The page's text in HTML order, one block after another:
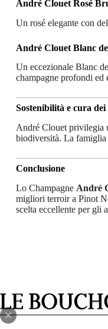
André Clouet Rosé
Un rosé elegante con
André Clouet Blanc
Un eccezionale Blanc
champagne profondi ed
Sostenibilità e cura
André Clouet privilegia
biodiversità. La
Conclusione
Lo Champagne André
migliori terroir a Pinot
scelta eccellente per gli